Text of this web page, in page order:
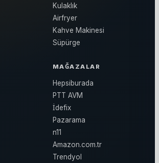
Kulaklık
Airfryer
Kahve Makinesi
Süpürge
MAĞAZALAR
Hepsiburada
PTT AVM
İdefix
Pazarama
n11
Amazon.com.tr
Trendyol